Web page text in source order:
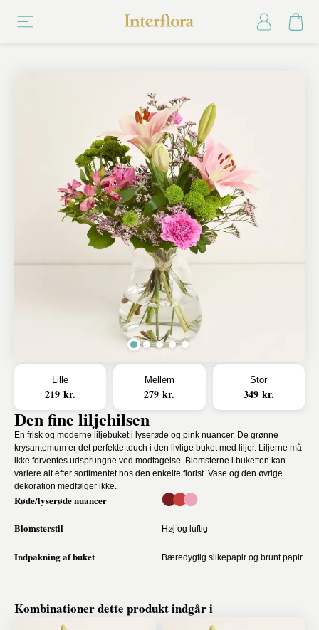
Lille
219 kr.
Mellem
279 kr.
Stor
349 kr.
Den fine liljehilsen
En frisk og moderne liljebuket i lyserøde og pink nuancer. De grønne
krysantemum er det perfekte touch i den livlige buket med liljer. Liljerne må
ikke forventes udsprungne ved modtagelse. Blomsterne i buketten kan
variere alt efter sortimentet hos den enkelte florist. Vase og den øvrige
dekoration medfølger ikke.
Røde/lyserøde nuancer
Blomsterstil Høj og luftig
Indpakning af buket Bæredygtig silkepapir og brunt papir
Kombinationer dette produkt indgår i